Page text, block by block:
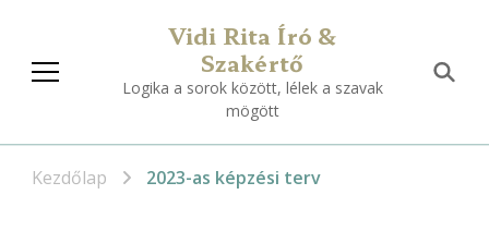
Vidi Rita Író &
Szakértő
Logika a sorok között, lélek a szavak
mögött
Kezdőlap 2023-as képzési terv